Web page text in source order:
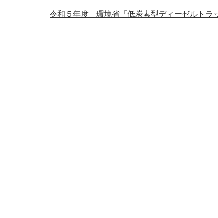
令和５年度 環境省「低炭素型ディーゼルトラ